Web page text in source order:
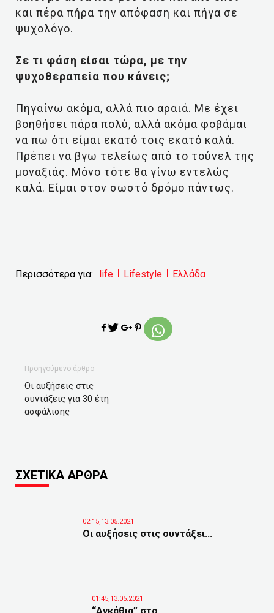
και πέρα πήρα την απόφαση και πήγα σε
ψυχολόγο.
Σε τι φάση είσαι τώρα, με την
ψυχοθεραπεία που κάνεις;
Πηγαίνω ακόμα, αλλά πιο αραιά. Με έχει
βοηθήσει πάρα πολύ, αλλά ακόμα φοβάμαι
να πω ότι είμαι εκατό τοις εκατό καλά.
Πρέπει να βγω τελείως από το τούνελ της
μοναξιάς. Μόνο τότε θα γίνω εντελώς
καλά. Είμαι στον σωστό δρόμο πάντως.
Περισσότερα για: life Lifestyle Ελλάδα
Προηγούμενο άρθρο
Οι αυξήσεις στις
συντάξεις για 30 έτη
ασφάλισης
ΣΧΕΤΙΚΑ ΑΡΘΡΑ
02:15,13.05.2021
Οι αυξήσεις στις συντάξει...
01:45,13.05.2021